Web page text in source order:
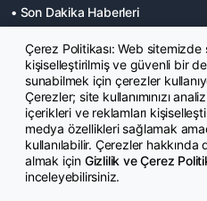
• Son Dakika Haberleri
• Memurlar Haberleri
• Ekonomi Haberleri
• Yaşam Haberleri
• Mahkeme Kararları
Haberleri
Çerez Politikası: Web sitemizde
kişiselleştirilmiş ve güvenli bir
sunabilmek için çerezler
Çerezler; site kullanımınızı
içerikleri ve reklamları
medya özellikleri sağlamak
kullanılabilir. Çerezler hakkında
almak için Gizlilik ve Çerez
inceleyebilirsiniz.